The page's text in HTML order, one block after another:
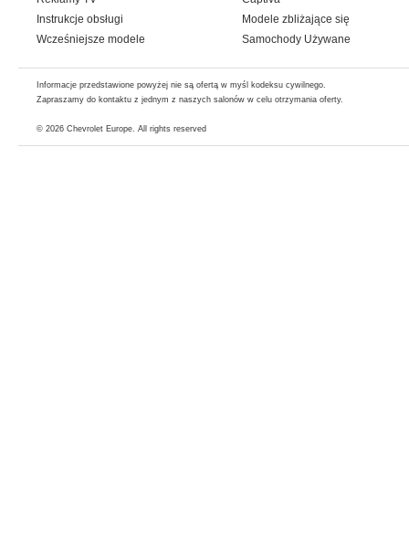
Instrukcje obsługi
Wcześniejsze modele
Modele zbliżające się
Samochody Używane
Informacje przedstawione powyżej nie są ofertą w myśl kodeksu cywilnego.
Zapraszamy do kontaktu z jednym z naszych salonów w celu otrzymania oferty.
© 2026 Chevrolet Europe. All rights reserved